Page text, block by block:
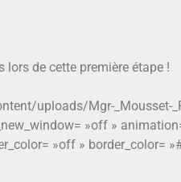
lors de cette première étape !
uploads/Mgr-_Mousset-
»off »
»off » border_color=